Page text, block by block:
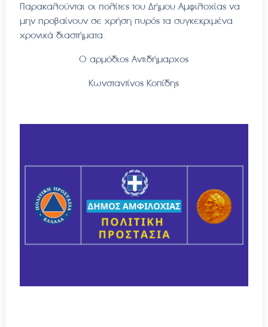
Παρακαλούνται οι πολίτες του Δήμου Αμφιλοχίας να
μην προβαίνουν σε χρήση πυρός τα συγκεκριμένα
χρονικά διαστήματα.
Ο αρμόδιος Αντιδήμαρχος
Κωνσταντίνος Κοπίδης